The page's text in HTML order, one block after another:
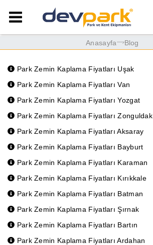
Anasayfa Blog
Park Zemin Kaplama Fiyatları Uşak
Park Zemin Kaplama Fiyatları Van
Park Zemin Kaplama Fiyatları Yozgat
Park Zemin Kaplama Fiyatları Zonguldak
Park Zemin Kaplama Fiyatları Aksaray
Park Zemin Kaplama Fiyatları Bayburt
Park Zemin Kaplama Fiyatları Karaman
Park Zemin Kaplama Fiyatları Kırıkkale
Park Zemin Kaplama Fiyatları Batman
Park Zemin Kaplama Fiyatları Şırnak
Park Zemin Kaplama Fiyatları Bartın
Park Zemin Kaplama Fiyatları Ardahan